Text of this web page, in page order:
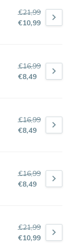
€21,99
€10,99
€16,99
€8,49
€16,99
€8,49
€16,99
€8,49
€21,99
€10,99